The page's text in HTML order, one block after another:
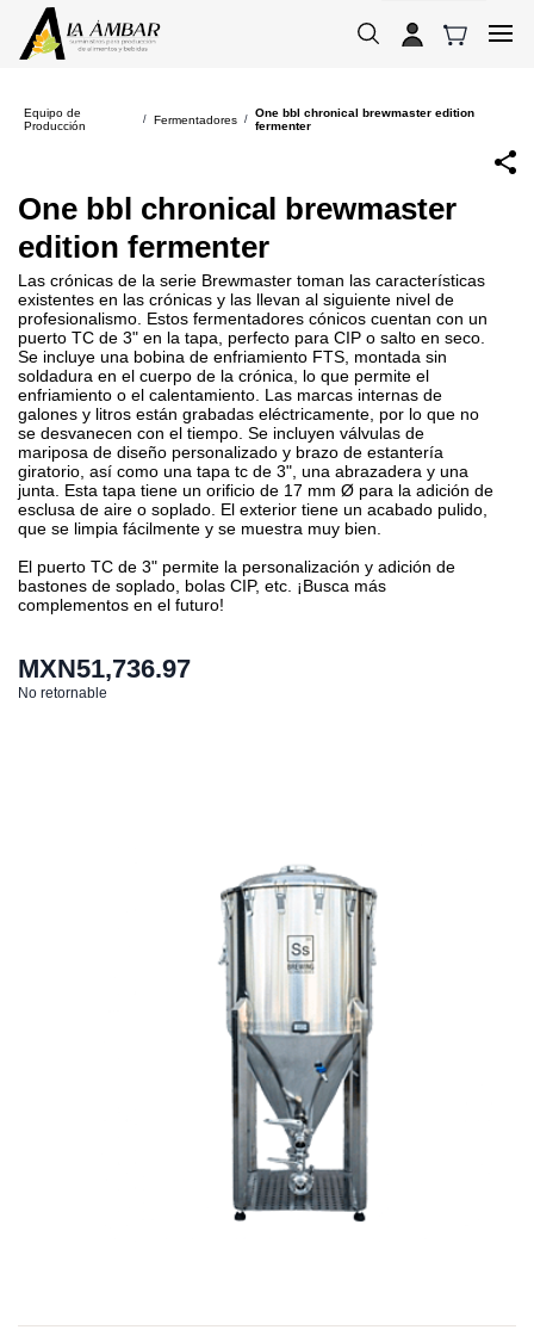
Skip to
main
content
Equipo de
Producción
/ Fermentadores /
One bbl chronical brewmaster edition
fermenter
One bbl chronical brewmaster
edition fermenter
Las crónicas de la serie Brewmaster toman las características
existentes en las crónicas y las llevan al siguiente nivel de
profesionalismo. Estos fermentadores cónicos cuentan con un
puerto TC de 3" en la tapa, perfecto para CIP o salto en seco.
Se incluye una bobina de enfriamiento FTS, montada sin
soldadura en el cuerpo de la crónica, lo que permite el
enfriamiento o el calentamiento. Las marcas internas de
galones y litros están grabadas eléctricamente, por lo que no
se desvanecen con el tiempo. Se incluyen válvulas de
mariposa de diseño personalizado y brazo de estantería
giratorio, así como una tapa tc de 3", una abrazadera y una
junta. Esta tapa tiene un orificio de 17 mm Ø para la adición de
esclusa de aire o soplado. El exterior tiene un acabado pulido,
que se limpia fácilmente y se muestra muy bien.
El puerto TC de 3" permite la personalización y adición de
bastones de soplado, bolas CIP, etc. ¡Busca más
complementos en el futuro!
MXN51,736.97
No retornable